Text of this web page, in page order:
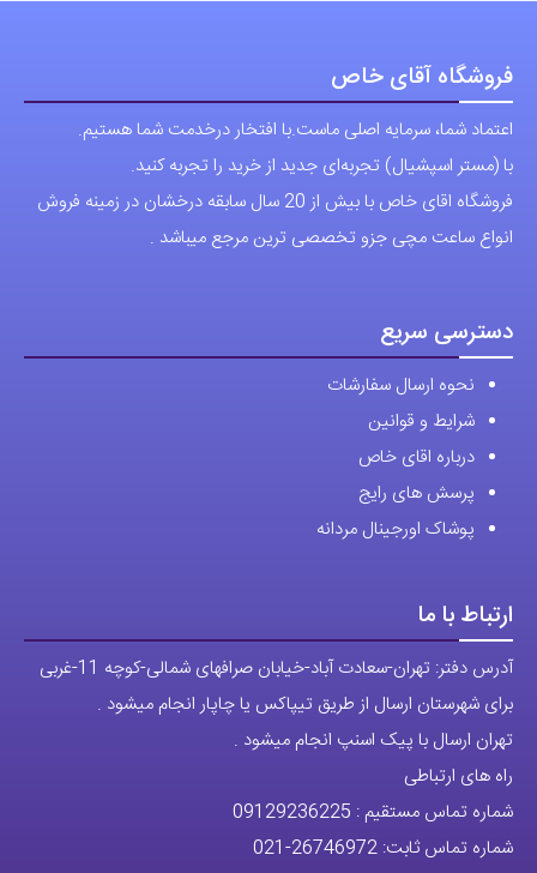
فروشگاه آقای خاص
اعتماد شما، سرمایه اصلی ماست.با افتخار درخدمت شما هستیم.
با (مستر اسپشیال) تجربه‌ای جدید از خرید را تجربه کنید.
فروشگاه اقای خاص با بیش از 20 سال سابقه درخشان در زمینه فروش
انواع ساعت مچی جزو تخصصی ترین مرجع میباشد .
دسترسی سریع
نحوه ارسال سفارشات
شرایط و قوانین
درباره اقای خاص
پرسش های رایج
پوشاک اورجینال مردانه
ارتباط با ما
آدرس دفتر: تهران-سعادت آباد-خیابان صرافهای شمالی-کوچه 11-غربی
برای شهرستان ارسال از طریق تیپاکس یا چاپار انجام میشود .
تهران ارسال با پیک اسنپ انجام میشود .
راه های ارتباطی
شماره تماس مستقیم : 09129236225
شماره تماس ثابت: 26746972
-021